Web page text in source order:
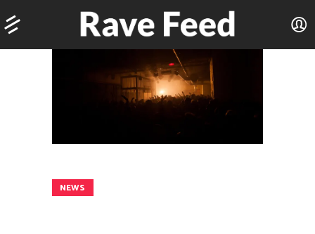
NEWS